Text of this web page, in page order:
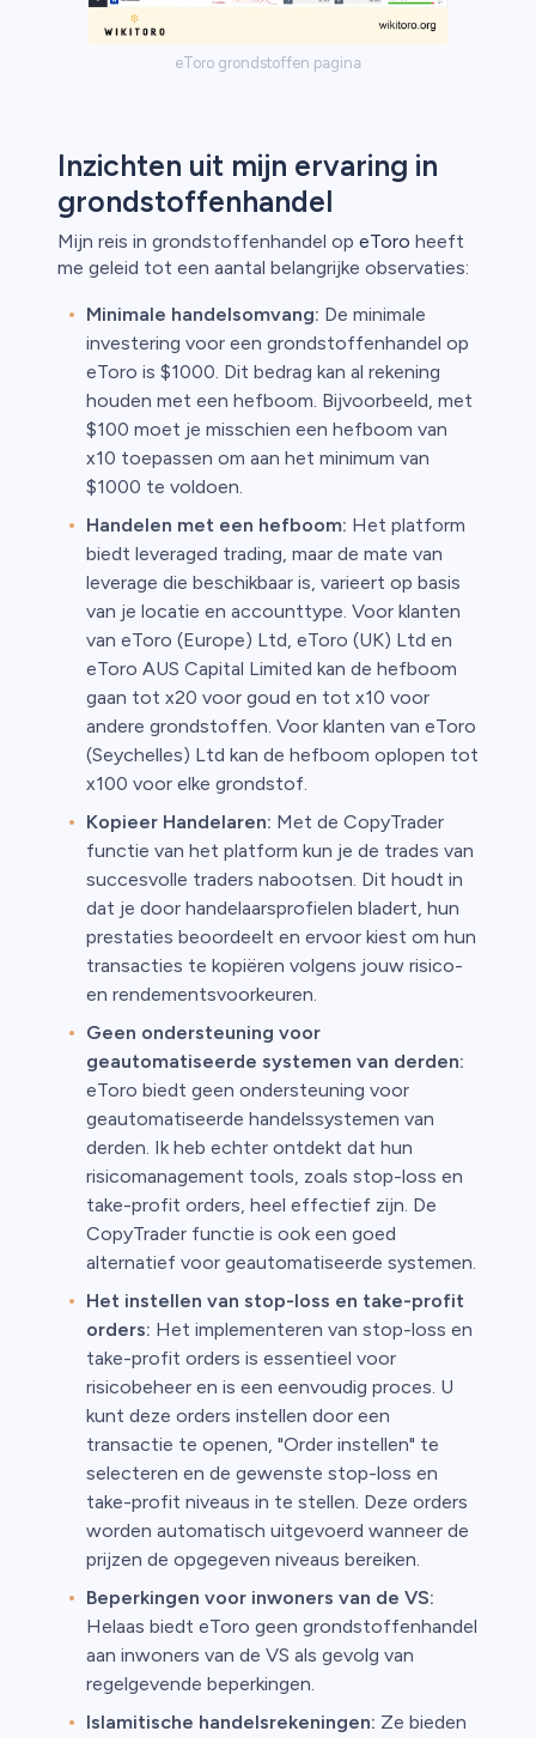
eToro grondstoffen pagina
Inzichten uit mijn ervaring in
grondstoffenhandel
Mijn reis in grondstoffenhandel op eToro heeft
me geleid tot een aantal belangrijke observaties:
Minimale handelsomvang: De minimale
investering voor een grondstoffenhandel op
eToro is $1000. Dit bedrag kan al rekening
houden met een hefboom. Bijvoorbeeld, met
$100 moet je misschien een hefboom van
x10 toepassen om aan het minimum van
$1000 te voldoen.
Handelen met een hefboom: Het platform
biedt leveraged trading, maar de mate van
leverage die beschikbaar is, varieert op basis
van je locatie en accounttype. Voor klanten
van eToro (Europe) Ltd, eToro (UK) Ltd en
eToro AUS Capital Limited kan de hefboom
gaan tot x20 voor goud en tot x10 voor
andere grondstoffen. Voor klanten van eToro
(Seychelles) Ltd kan de hefboom oplopen tot
x100 voor elke grondstof.
Kopieer Handelaren: Met de CopyTrader
functie van het platform kun je de trades van
succesvolle traders nabootsen. Dit houdt in
dat je door handelaarsprofielen bladert, hun
prestaties beoordeelt en ervoor kiest om hun
transacties te kopiëren volgens jouw risico-
en rendementsvoorkeuren.
Geen ondersteuning voor
geautomatiseerde systemen van derden:
eToro biedt geen ondersteuning voor
geautomatiseerde handelssystemen van
derden. Ik heb echter ontdekt dat hun
risicomanagement tools, zoals stop-loss en
take-profit orders, heel effectief zijn. De
CopyTrader functie is ook een goed
alternatief voor geautomatiseerde systemen.
Het instellen van stop-loss en take-profit
orders: Het implementeren van stop-loss en
take-profit orders is essentieel voor
risicobeheer en is een eenvoudig proces. U
kunt deze orders instellen door een
transactie te openen, "Order instellen" te
selecteren en de gewenste stop-loss en
take-profit niveaus in te stellen. Deze orders
worden automatisch uitgevoerd wanneer de
prijzen de opgegeven niveaus bereiken.
Beperkingen voor inwoners van de VS:
Helaas biedt eToro geen grondstoffenhandel
aan inwoners van de VS als gevolg van
regelgevende beperkingen.
Islamitische handelsrekeningen: Ze bieden